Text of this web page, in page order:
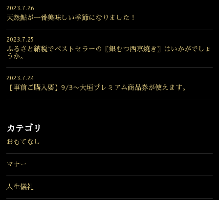
2023.7.26
天然鮎が一番美味しい季節になりました！
2023.7.25
ふるさと納税でベストセラーの〖銀むつ西京焼き〗はいかがでしょ
うか。
2023.7.24
【事前ご購入要】9/3〜大垣プレミアム商品券が使えます。
カテゴリ
おもてなし
マナー
人生儀礼